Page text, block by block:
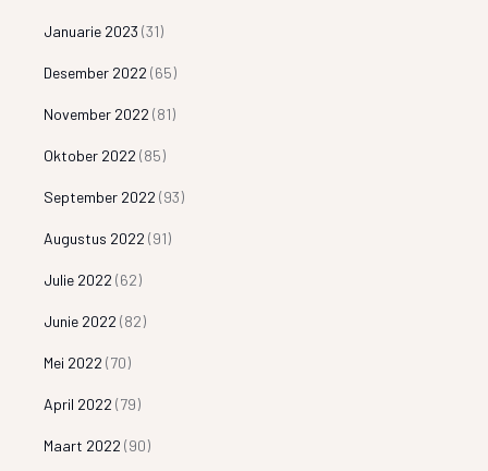
Januarie 2023 (31)
Desember 2022 (65)
November 2022 (81)
Oktober 2022 (85)
September 2022 (93)
Augustus 2022 (91)
Julie 2022 (62)
Junie 2022 (82)
Mei 2022 (70)
April 2022 (79)
Maart 2022 (90)